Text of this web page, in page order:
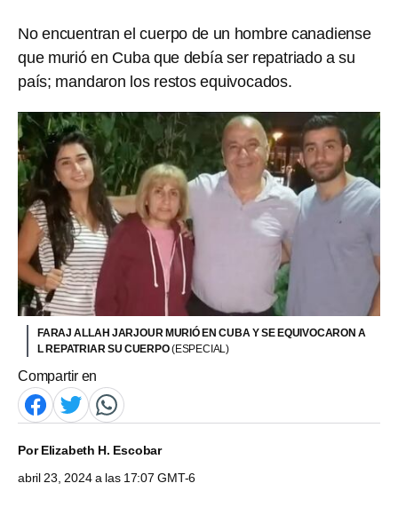
No encuentran el cuerpo de un hombre canadiense
que murió en Cuba que debía ser repatriado a su
país; mandaron los restos equivocados.
FARAJ ALLAH JARJOUR MURIÓ EN CUBA Y SE EQUIVOCARON A
L REPATRIAR SU CUERPO(ESPECIAL)
Compartir en
PorElizabeth H. Escobar
abril 23, 2024 a las 17:07 GMT-6